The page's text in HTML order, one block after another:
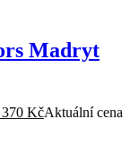
Madryt
KčAktuální cena